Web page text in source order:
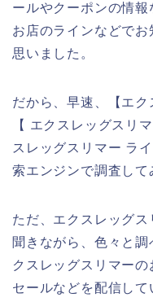
ールやクーポンの情
お店のラインなどで
思いました。
だから、早速、【エク
【 エクスレッグスリ
スレッグスリマー ラ
索エンジンで調査して
ただ、エクスレッグ
聞きながら、色々と
クスレッグスリマー
セールなどを配信し